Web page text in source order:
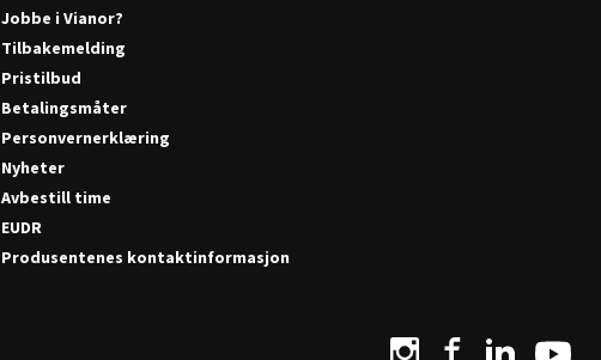
Jobbe i Vianor?
Tilbakemelding
Pristilbud
Betalingsmåter
Personvernerklæring
Nyheter
Avbestill time
EUDR
Produsentenes kontaktinformasjon